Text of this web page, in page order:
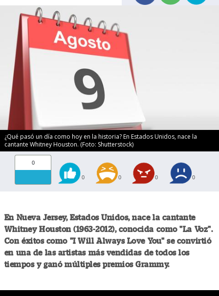
¿Qué pasó un día como hoy en la historia? En Estados Unidos, nace la
cantante Whitney Houston. (Foto: Shutterstock)
0
0 0 0 0
En Nueva Jersey, Estados Unidos, nace la cantante
Whitney Houston (1963-2012), conocida como "La Voz".
Con éxitos como "I Will Always Love You" se convirtió
en una de las artistas más vendidas de todos los
tiempos y ganó múltiples premios Grammy.